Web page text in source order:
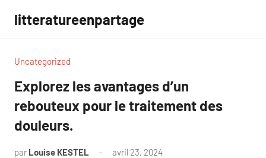
contenu
litteratureenpartage
Uncategorized
Explorez les avantages d’un
rebouteux pour le traitement des
douleurs.
par Louise KESTEL avril 23, 2024